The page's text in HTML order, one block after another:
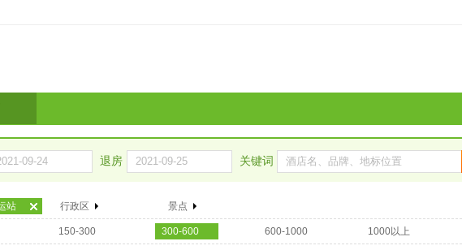
退房 关键词
站 行政区 景点
150-300 300-600 600-1000 1000以上